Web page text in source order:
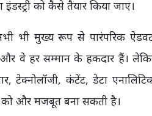
को कैसे तैयार किया जाए।
भी मुख्य रूप से पारंपरिक
वे हर सम्मान के हकदार हैं।
टेक्नोलॉजी, कंटेंट, डेटा
को और मजबूत बना सकती है।